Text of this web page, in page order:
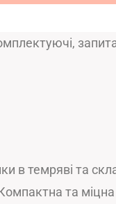
в темряві та
та